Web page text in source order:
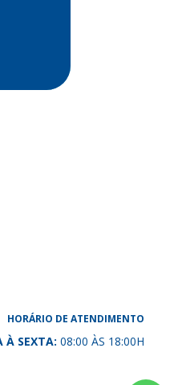
HORÁRIO DE ATENDIMENTO
À SEXTA: 08:00 ÀS 18:00H